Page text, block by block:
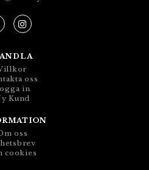
oss
in
Kund
oss
cookies